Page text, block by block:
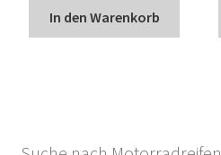
In den Warenkorb